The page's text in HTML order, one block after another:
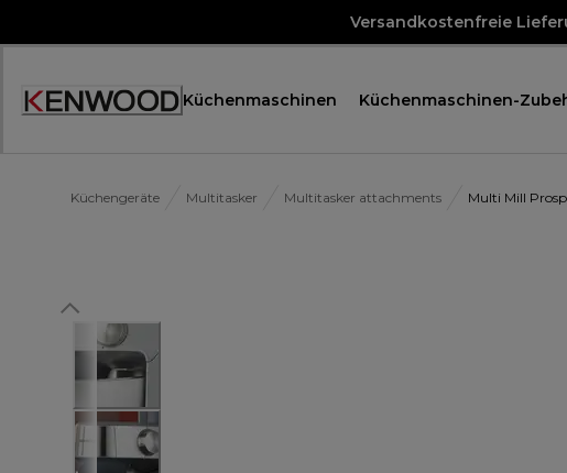
Versandkostenfreie
Accessibility
Küchenmaschinen Küchenmaschinen-
Küchengeräte Multitasker Multitasker attachments Multi Mill